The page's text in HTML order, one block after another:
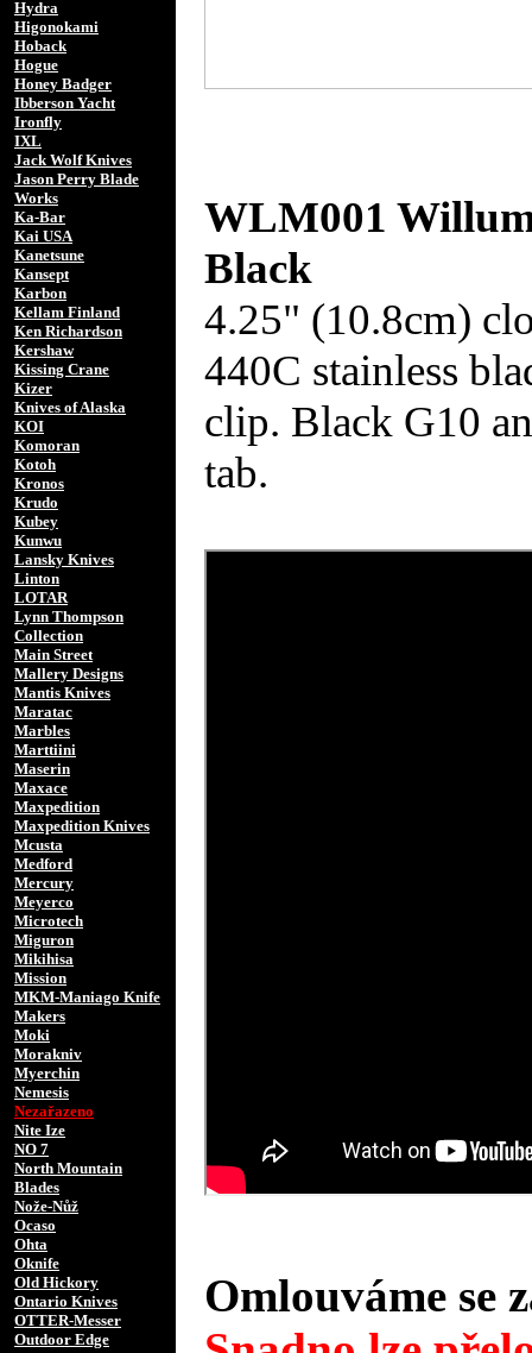
Hydra
Higonokami
Hoback
Hogue
Honey Badger
Ibberson Yacht
Ironfly
IXL
Jack Wolf Knives
Jason Perry Blade
Works
Ka-Bar
Kai USA
Kanetsune
Kansept
Karbon
Kellam Finland
Ken Richardson
Kershaw
Kissing Crane
Kizer
Knives of Alaska
KOI
Komoran
Kotoh
Kronos
Krudo
Kubey
Kunwu
Lansky Knives
Linton
LOTAR
Lynn Thompson
Collection
Main Street
Mallery Designs
Mantis Knives
Maratac
Marbles
Marttiini
Maserin
Maxace
Maxpedition
Maxpedition Knives
Mcusta
Medford
Mercury
Meyerco
Microtech
Miguron
Mikihisa
Mission
MKM-Maniago Knife
Makers
Moki
Morakniv
Myerchin
Nemesis
Nezařazeno
Nite Ize
NO 7
North Mountain
Blades
Nože-Nůž
Ocaso
Ohta
Oknife
Old Hickory
Ontario Knives
OTTER-Messer
Outdoor Edge
WLM001
Black
4.25" (10.8cm)
440C stainless
clip. Black G10
tab.
Omlouváme se